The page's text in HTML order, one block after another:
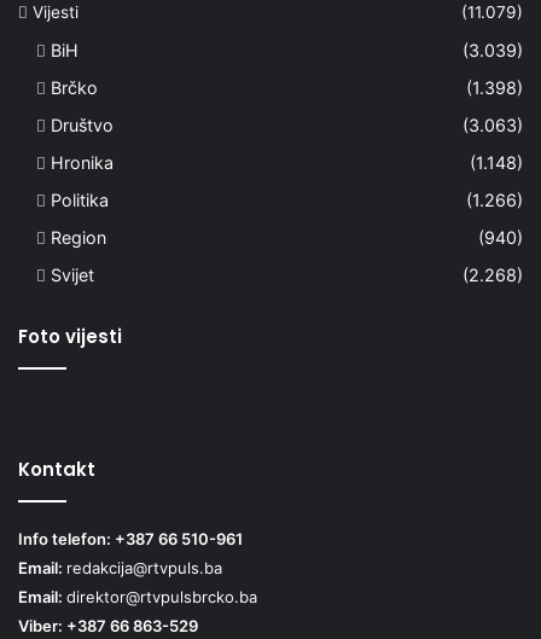
Vijesti
(11.079)
BiH
(3.039)
Brčko
(1.398)
Društvo
(3.063)
Hronika
(1.148)
Politika
(1.266)
Region
(940)
Svijet
(2.268)
Foto vijesti
Kontakt
Info telefon: +387 66 510-961
Email: redakcija@rtvpuls.ba
Email: direktor@rtvpulsbrcko.ba
Viber: +387 66 863-529